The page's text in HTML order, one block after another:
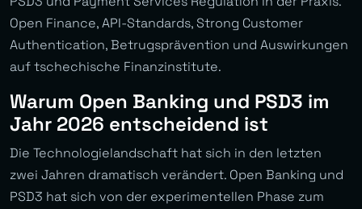
Open Finance, API-Standards, Strong Customer
Authentication, Betrugsprävention und Auswirkungen
auf tschechische Finanzinstitute.
Warum Open Banking und PSD3 im
Jahr 2026 entscheidend ist
Die Technologielandschaft hat sich in den letzten
zwei Jahren dramatisch verändert. Open Banking und
PSD3 hat sich von der experimentellen Phase zum